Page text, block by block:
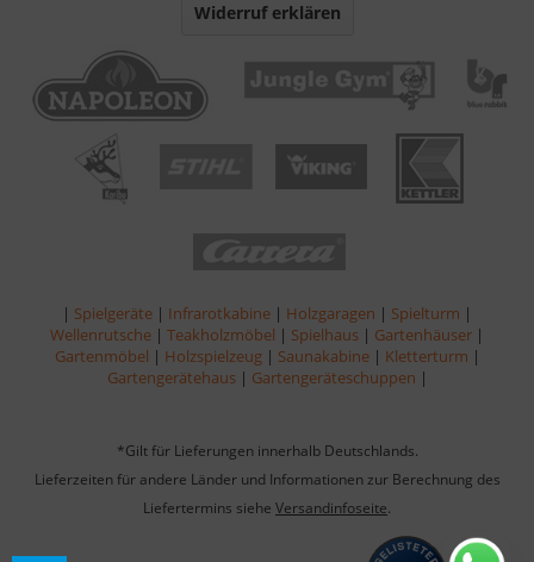
Widerruf erklären
| Spielgeräte | Infrarotkabine | Holzgaragen | Spielturm |
Wellenrutsche | Teakholzmöbel | Spielhaus | Gartenhäuser |
Gartenmöbel | Holzspielzeug | Saunakabine | Kletterturm |
Gartengerätehaus | Gartengeräteschuppen |
*Gilt für Lieferungen innerhalb Deutschlands.
Lieferzeiten für andere Länder und Informationen zur Berechnung des
Liefertermins siehe Versandinfoseite.